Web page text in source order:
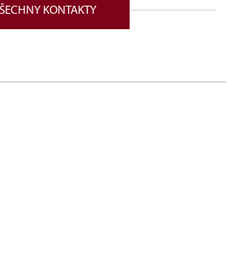
KONTAKTY